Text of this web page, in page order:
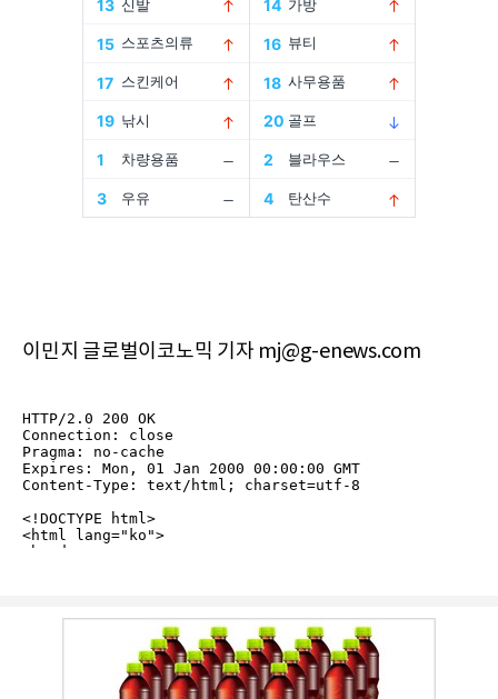
이민지 글로벌이코노믹 기자 mj@g-enews.com